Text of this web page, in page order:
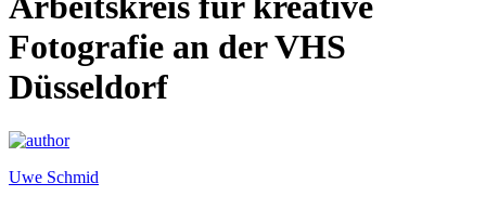
Fotografie an der VHS
Düsseldorf
Uwe Schmid